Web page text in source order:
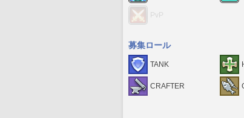
PvP
募集ロール
TANK
CRAFTER